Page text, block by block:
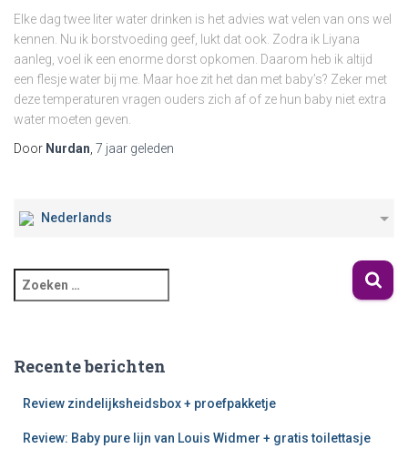
Elke dag twee liter water drinken is het advies wat velen van ons wel
kennen. Nu ik borstvoeding geef, lukt dat ook. Zodra ik Liyana
aanleg, voel ik een enorme dorst opkomen. Daarom heb ik altijd
een flesje water bij me. Maar hoe zit het dan met baby’s? Zeker met
deze temperaturen vragen ouders zich af of ze hun baby niet extra
water moeten geven.
Door Nurdan 7 jaar geleden
Nederlands
Recente berichten
Review zindelijksheidsbox + proefpakketje
Review: Baby pure lijn van Louis Widmer + gratis toilettasje